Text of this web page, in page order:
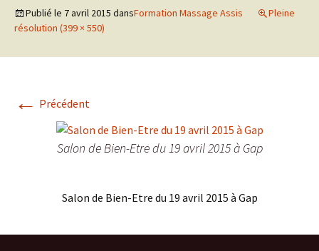
Publié le 7 avril 2015 dansFormation Massage Assis
Pleine
résolution (399 × 550)
← Précédent
Salon de Bien-Etre du 19 avril 2015 à Gap
Salon de Bien-Etre du 19 avril 2015 à Gap